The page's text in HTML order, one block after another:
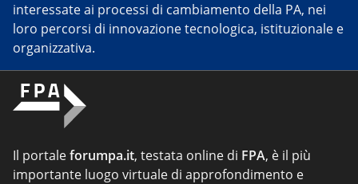
interessate ai processi di cambiamento della PA, nei
loro percorsi di innovazione tecnologica, istituzionale e
organizzativa.
Il portaleforumpa.it, testata online di FPA, è il più
importante luogo virtuale di approfondimento e